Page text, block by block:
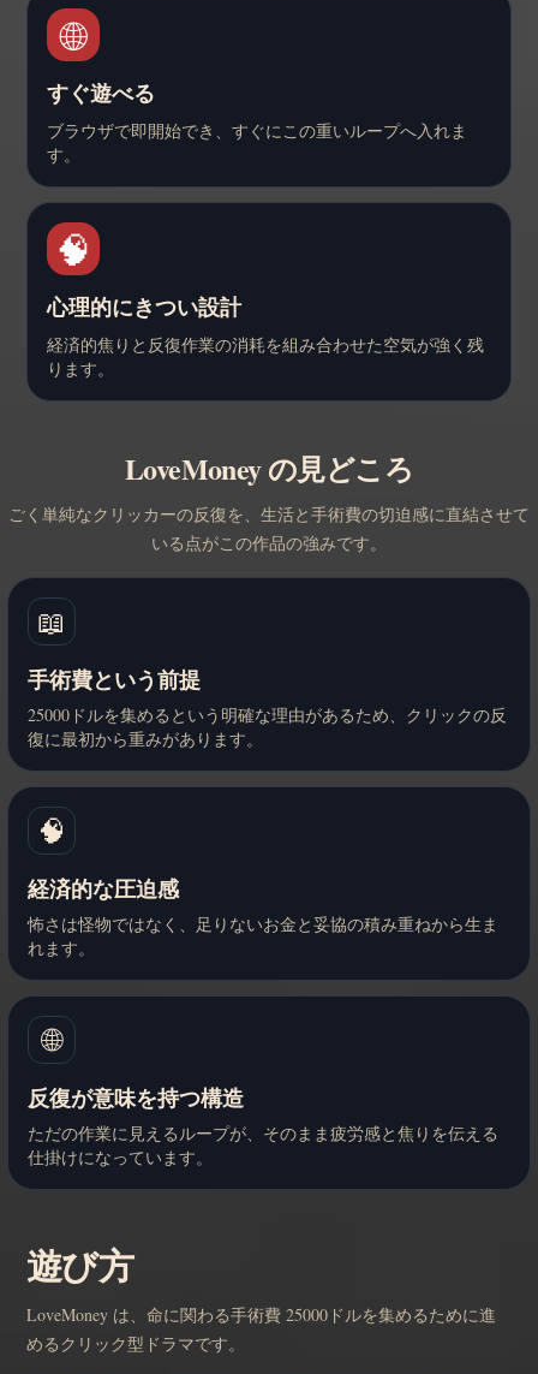
🌐
すぐ遊べる
ブラウザで即開始でき、すぐにこの重いループへ入れま
す。
🧠
心理的にきつい設計
経済的焦りと反復作業の消耗を組み合わせた空気が強く残
ります。
LoveMoney の見どころ
ごく単純なクリッカーの反復を、生活と手術費の切迫感に直結させて
いる点がこの作品の強みです。
📖
手術費という前提
25000ドルを集めるという明確な理由があるため、クリックの反
復に最初から重みがあります。
🧠
経済的な圧迫感
怖さは怪物ではなく、足りないお金と妥協の積み重ねから生ま
れます。
🌐
反復が意味を持つ構造
ただの作業に見えるループが、そのまま疲労感と焦りを伝える
仕掛けになっています。
遊び方
LoveMoney は、命に関わる手術費 25000ドルを集めるために進
めるクリック型ドラマです。